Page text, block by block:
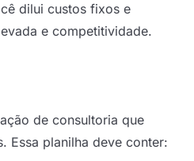
dilui custos fixos e
e competitividade.
de consultoria que
Essa planilha deve conter: